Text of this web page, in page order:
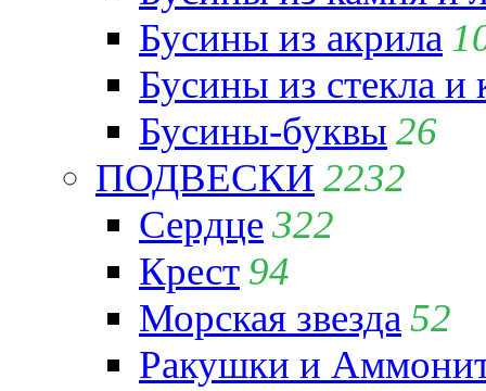
Бусины из акрила
Бусины из стекла и
Бусины-буквы 26
ПОДВЕСКИ 2232
Сердце322
Крест 94
Морская звезда 52
Ракушки и